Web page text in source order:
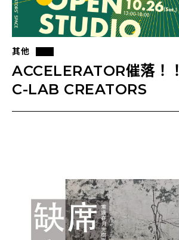
其他
ACCELERATOR催落！！
C-LAB CREATORS
2019開放工作室